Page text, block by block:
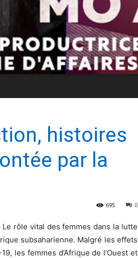
histoires
par la
0
695
Le rôle vital des femmes dans la lutte
subsaharienne. Malgré les effets
les femmes d’Afrique de l’Ouest et